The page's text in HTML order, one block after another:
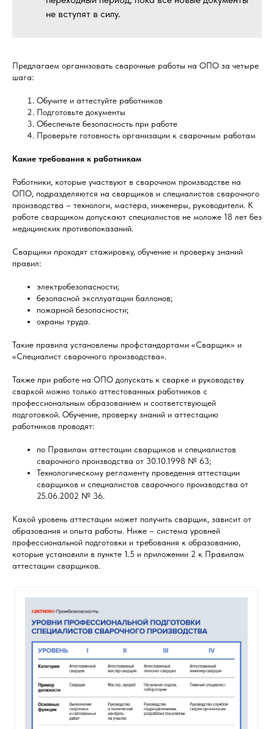
не вступят в силу.
Предлагаем организовать сварочные работы на ОПО за четыре
шага:
Обучите и аттестуйте работников
Подготовьте документы
Обеспечьте безопасность при работе
Проверьте готовность организации к сварочным работам
Какие требования к работникам
Работники, которые участвуют в сварочном производстве на
ОПО, подразделяются на сварщиков и специалистов сварочного
производства – технологи, мастера, инженеры, руководители. К
работе сварщиком допускают специалистов не моложе 18 лет без
медицинских противопоказаний.
Сварщики проходят стажировку, обучение и проверку знаний
правил:
электробезопасности;
безопасной эксплуатации баллонов;
пожарной безопасности;
охраны труда.
Такие правила установлены профстандартами «Сварщик» и
«Специалист сварочного производства».
Также при работе на ОПО допускать к сварке и руководству
сваркой можно только аттестованных работников с
профессиональным образованием и соответствующей
подготовкой. Обучение, проверку знаний и аттестацию
работников проводят:
по Правилам аттестации сварщиков и специалистов
сварочного производства от 30.10.1998 № 63;
Технологическому регламенту проведения аттестации
сварщиков и специалистов сварочного производства от
25.06.2002 № 36.
Какой уровень аттестации может получить сварщик, зависит от
образования и опыта работы. Ниже – система уровней
профессиональной подготовки и требования к образованию,
которые установили в пункте 1.5 и приложении 2 к Правилам
аттестации сварщиков.